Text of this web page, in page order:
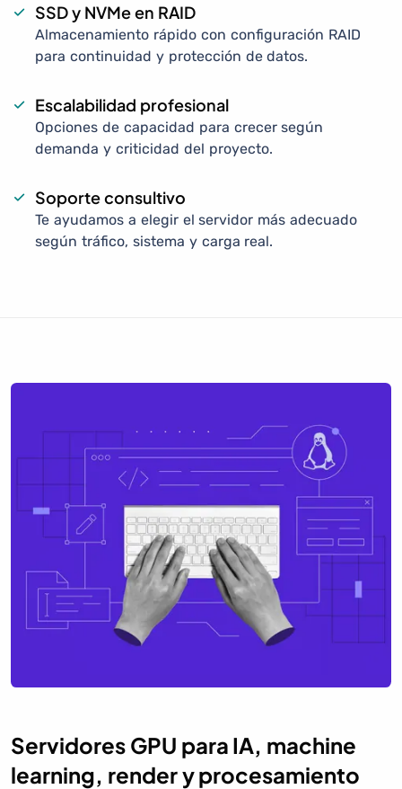
SSD y NVMe en RAID
Almacenamiento rápido con configuración RAID
para continuidad y protección de datos.
Escalabilidad profesional
Opciones de capacidad para crecer según
demanda y criticidad del proyecto.
Soporte consultivo
Te ayudamos a elegir el servidor más adecuado
según tráfico, sistema y carga real.
Servidores GPU para IA, machine
learning, render y procesamiento